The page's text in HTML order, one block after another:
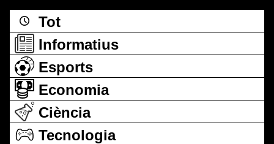
Tot
Informatius
Esports
Economia
Ciència
Tecnologia